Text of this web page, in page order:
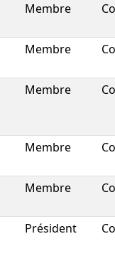
Membre
Membre
Membre
Membre
Membre
Président